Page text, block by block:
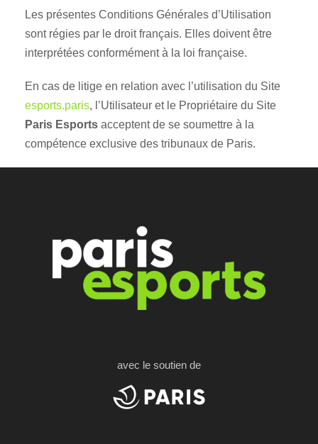
Les présentes Conditions Générales d’Utilisation
sont régies par le droit français. Elles doivent être
interprétées conformément à la loi française.
En cas de litige en relation avec l’utilisation du Site
esports.paris, l’Utilisateur et le Propriétaire du Site
Paris Esports acceptent de se soumettre à la
compétence exclusive des tribunaux de Paris.
avec le soutien de